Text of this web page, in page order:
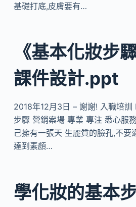
基礎打底,皮膚要有…
《基本化妝步
課件設計.ppt
2018年12月3日 – 謝謝! 入職培
步驟 營銷案場 專業 專注 悉心服
己擁有一張天 生麗質的臉孔,不要
達到素顏…
學化妝的基本